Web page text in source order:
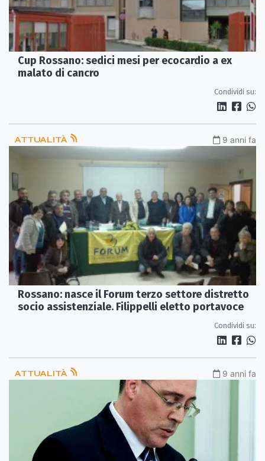
Cup Rossano: sedici mesi per ecocardio a ex
malato di cancro
Condividi su:
ATTUALITÀ 9 anni fa
Rossano: nasce il Forum terzo settore distretto
socio assistenziale. Filippelli eletto portavoce
Condividi su:
ATTUALITÀ 9 anni fa